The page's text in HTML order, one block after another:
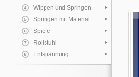
Wippen und Springen
Springen mit Material
Spiele
Rollstuhl
Entspannung